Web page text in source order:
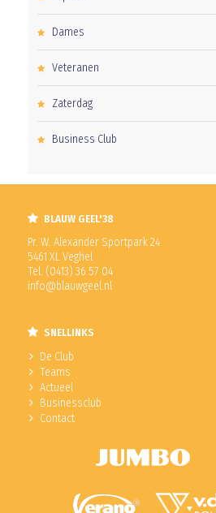
Dames
Veteranen
Zaterdag
Business Club
BLAUW GEEL'38
Pr. W. Alexander Sportpark 24
5461 XL Veghel
Tel. (0413) 36 57 04
info@blauwgeel.nl
SNELLINKS
De Club
Teams
Actueel
Businessclub
Contact